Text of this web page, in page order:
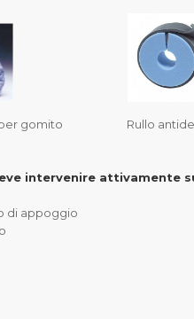
gomito Rullo
intervenire attivamente
di appoggio